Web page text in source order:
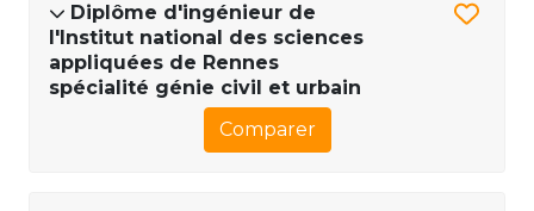
Diplôme d'ingénieur de
l'Institut national des sciences
appliquées de Rennes
spécialité génie civil et urbain
Comparer